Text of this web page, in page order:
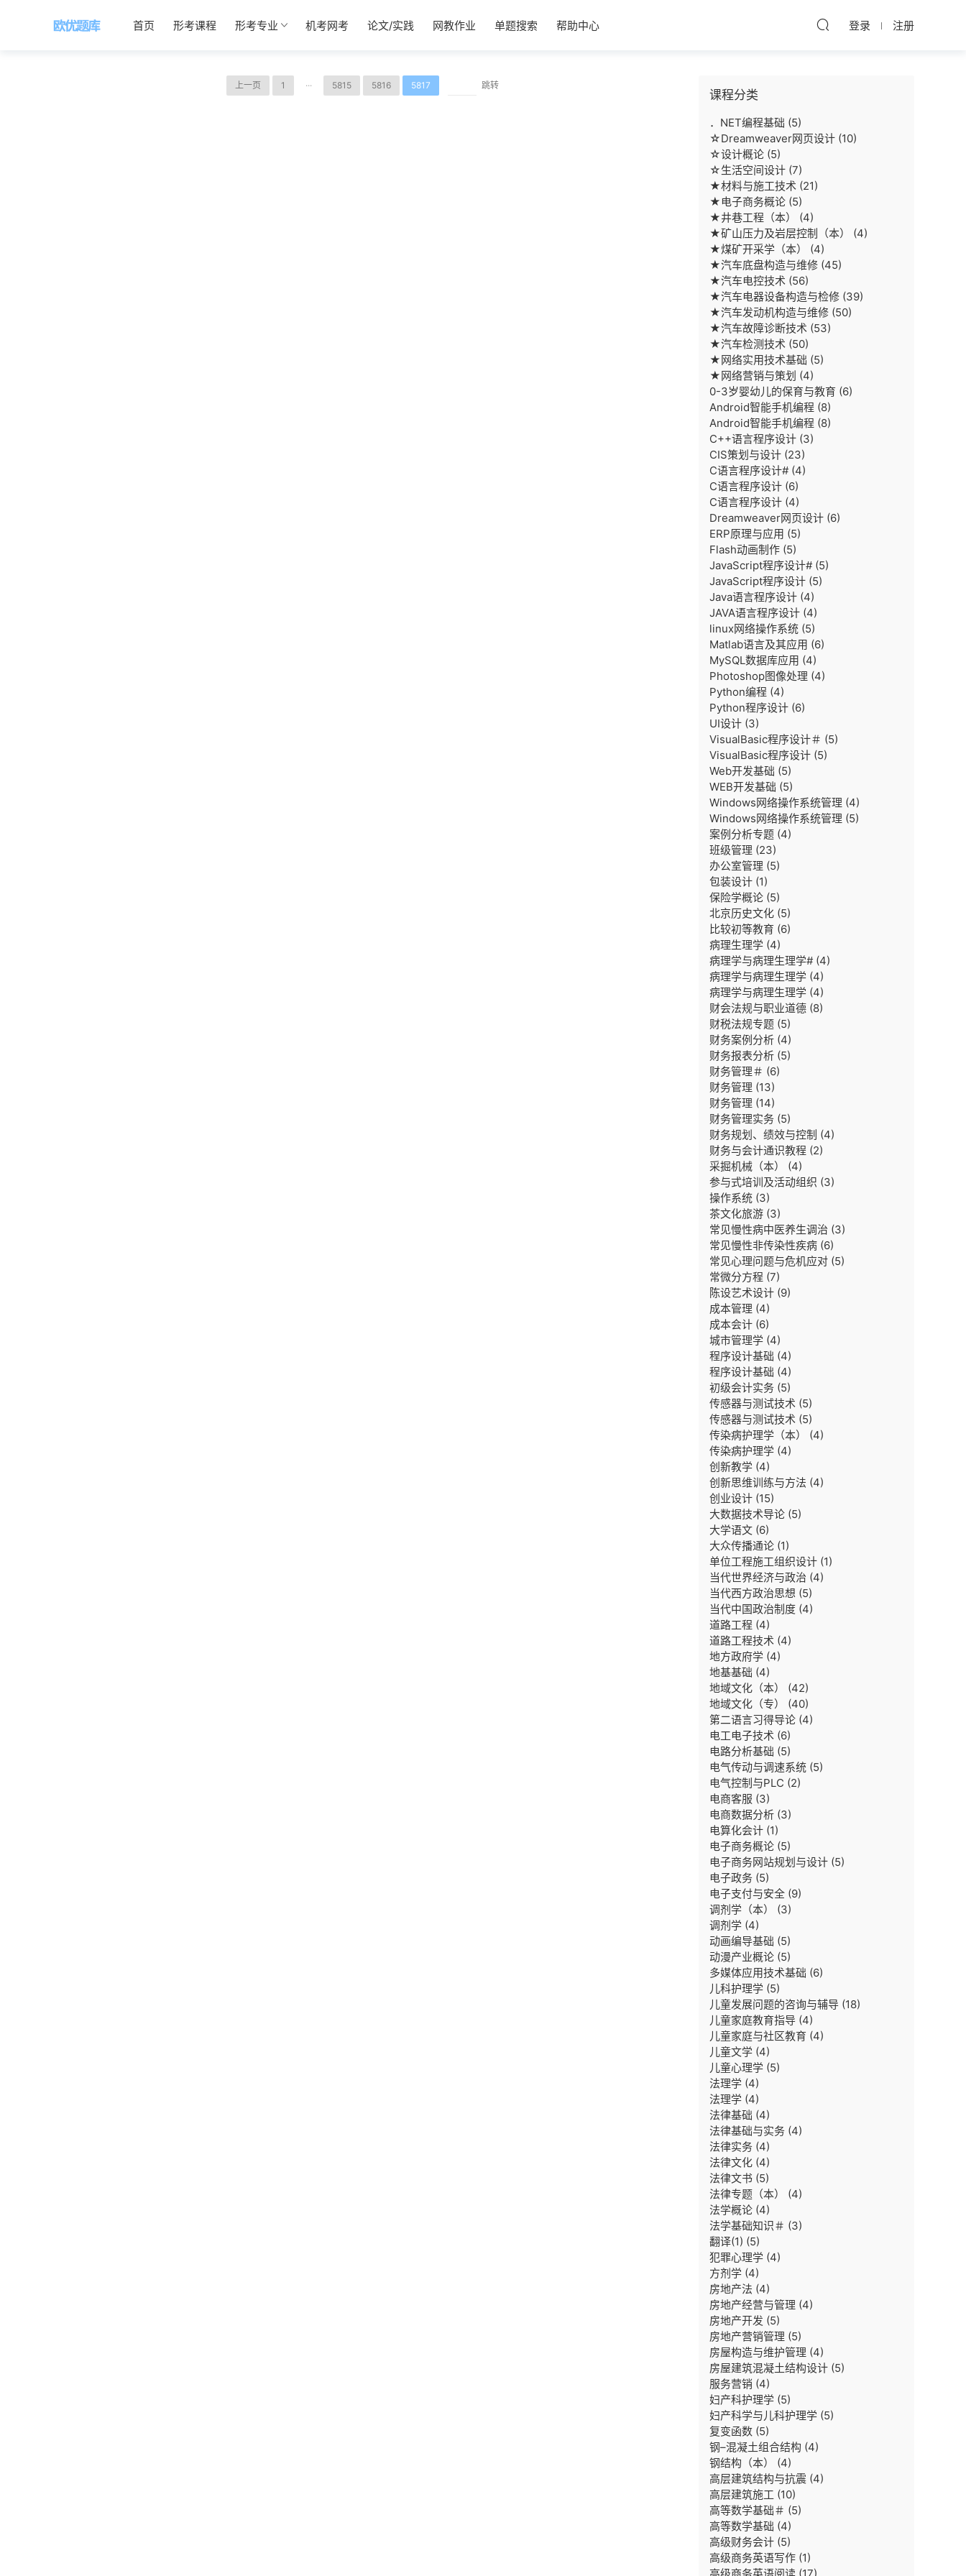
首页 形考课程 形考专业 机考网考 论文/实践 网教作业 单题搜索 帮助中心 登录 注册
上一页 1 ··· 5815 5816 5817 跳转
课程分类
．NET编程基础 (5)
☆Dreamweaver网页设计 (10)
☆设计概论 (5)
☆生活空间设计 (7)
★材料与施工技术 (21)
★电子商务概论 (5)
★井巷工程（本）
(4)
★矿山压力及岩层控制（本）
(4)
★煤矿开采学（本）
(4)
★汽车底盘构造与维修 (45)
★汽车电控技术 (56)
★汽车电器设备构造与检修 (39)
★汽车发动机构造与维修 (50)
★汽车故障诊断技术 (53)
★汽车检测技术 (50)
★网络实用技术基础 (5)
★网络营销与策划 (4)
0-3岁婴幼儿的保育与教育 (6)
Android智能手机编程 (8)
Android智能手机编程 (8)
C++语言程序设计 (3)
CIS策划与设计 (23)
C语言程序设计# (4)
C语言程序设计 (6)
C语言程序设计 (4)
Dreamweaver网页设计 (6)
ERP原理与应用 (5)
Flash动画制作 (5)
JavaScript程序设计# (5)
JavaScript程序设计 (5)
Java语言程序设计 (4)
JAVA语言程序设计 (4)
linux网络操作系统 (5)
Matlab语言及其应用 (6)
MySQL数据库应用 (4)
Photoshop图像处理 (4)
Python编程 (4)
Python程序设计 (6)
UI设计 (3)
VisualBasic程序设计＃ (5)
VisualBasic程序设计 (5)
Web开发基础 (5)
WEB开发基础 (5)
Windows网络操作系统管理 (4)
Windows网络操作系统管理 (5)
案例分析专题 (4)
班级管理 (23)
办公室管理 (5)
包装设计 (1)
保险学概论 (5)
北京历史文化 (5)
比较初等教育 (6)
病理生理学 (4)
病理学与病理生理学# (4)
病理学与病理生理学 (4)
病理学与病理生理学 (4)
财会法规与职业道德 (8)
财税法规专题 (5)
财务案例分析 (4)
财务报表分析 (5)
财务管理＃ (6)
财务管理 (13)
财务管理 (14)
财务管理实务 (5)
财务规划、绩效与控制 (4)
财务与会计通识教程 (2)
采掘机械（本）
(4)
参与式培训及活动组织 (3)
操作系统 (3)
茶文化旅游 (3)
常见慢性病中医养生调治 (3)
常见慢性非传染性疾病 (6)
常见心理问题与危机应对 (5)
常微分方程 (7)
陈设艺术设计 (9)
成本管理 (4)
成本会计 (6)
城市管理学 (4)
程序设计基础 (4)
程序设计基础 (4)
初级会计实务 (5)
传感器与测试技术 (5)
传感器与测试技术 (5)
传染病护理学（本）
(4)
传染病护理学 (4)
创新教学 (4)
创新思维训练与方法 (4)
创业设计 (15)
大数据技术导论 (5)
大学语文 (6)
大众传播通论 (1)
单位工程施工组织设计 (1)
当代世界经济与政治 (4)
当代西方政治思想 (5)
当代中国政治制度 (4)
道路工程 (4)
道路工程技术 (4)
地方政府学 (4)
地基基础 (4)
地域文化（本）
(42)
地域文化（专）
(40)
第二语言习得导论 (4)
电工电子技术 (6)
电路分析基础 (5)
电气传动与调速系统 (5)
电气控制与PLC (2)
电商客服 (3)
电商数据分析 (3)
电算化会计 (1)
电子商务概论 (5)
电子商务网站规划与设计 (5)
电子政务 (5)
电子支付与安全 (9)
调剂学（本）
(3)
调剂学 (4)
动画编导基础 (5)
动漫产业概论 (5)
多媒体应用技术基础 (6)
儿科护理学 (5)
儿童发展问题的咨询与辅导 (18)
儿童家庭教育指导 (4)
儿童家庭与社区教育 (4)
儿童文学 (4)
儿童心理学 (5)
法理学 (4)
法理学 (4)
法律基础 (4)
法律基础与实务 (4)
法律实务 (4)
法律文化 (4)
法律文书 (5)
法律专题（本）
(4)
法学概论 (4)
法学基础知识＃ (3)
翻译(1) (5)
犯罪心理学 (4)
方剂学 (4)
房地产法 (4)
房地产经营与管理 (4)
房地产开发 (5)
房地产营销管理 (5)
房屋构造与维护管理 (4)
房屋建筑混凝土结构设计 (5)
服务营销 (4)
妇产科护理学 (5)
妇产科学与儿科护理学 (5)
复变函数 (5)
钢–混凝土组合结构 (4)
钢结构（本）
(4)
高层建筑结构与抗震 (4)
高层建筑施工 (10)
高等数学基础＃ (5)
高等数学基础 (4)
高级财务会计 (5)
高级商务英语写作 (1)